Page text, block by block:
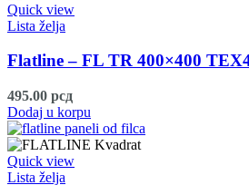
Quick view
Lista želja
Flatline – FL TR 400×400
495.00 рсд
Dodaj u korpu
Quick view
Lista želja